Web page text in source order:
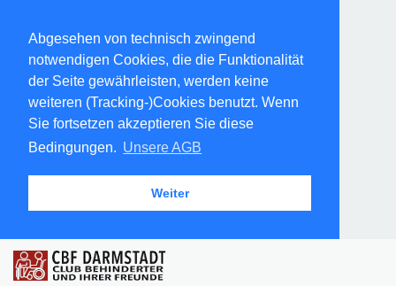
Abgesehen von technisch zwingend
notwendigen Cookies, die die Funktionalität
der Seite gewährleisten, werden keine
weiteren (Tracking-)Cookies benutzt. Wenn
Sie fortsetzen akzeptieren Sie diese
Bedingungen. Unsere AGB
Weiter